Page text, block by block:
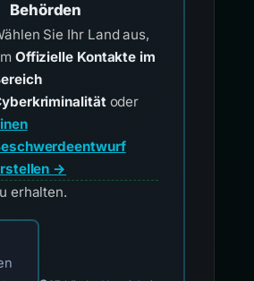
Behörden
Sie Ihr Land aus,
Offizielle Kontakte im
oder
→
erhalten.
Ihr Land für offizielle